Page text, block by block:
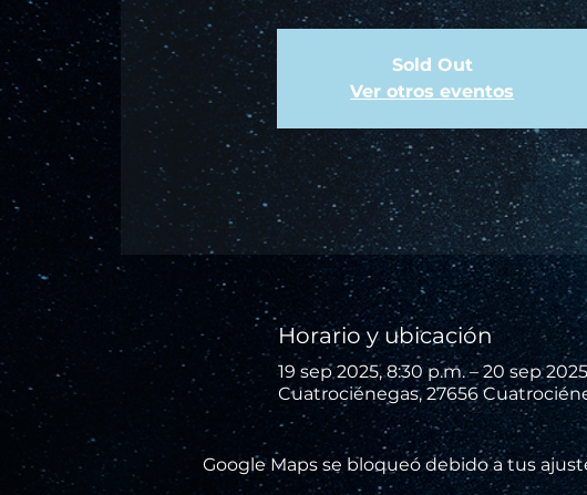
Sold Out
Ver otros eventos
Horario y ubicación
19 sep 2025, 8:30 p.m. – 20 sep
Cuatrociénegas, 27656
Google Maps se bloqueó debido a tus